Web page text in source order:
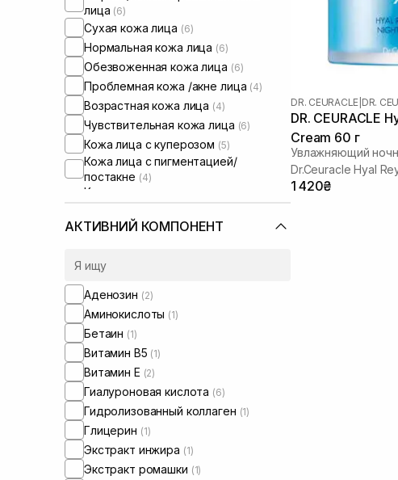
лица (6)
Сухая кожа лица (6)
Нормальная кожа лица (6)
Обезвоженная кожа лица (6)
Проблемная кожа /акне лица (4)
Возрастная кожа лица (4)
Чувствительная кожа лица (6)
Кожа лица с куперозом (5)
Кожа лица с пигментацией/
постакне (4)
Кожа лица с расширенными порами
Кожа лица с нарушенным
микробиомом
(1)
АКТИВНИЙ КОМПОНЕНТ
Аденозин (2)
Аминокислоты (1)
Бетаин (1)
Витамин B5 (1)
Витамин Е (2)
Гиалуроновая кислота (6)
Гидролизованный коллаген (1)
Глицерин (1)
Экстракт инжира (1)
Экстракт ромашки (1)
DR. CEURACLE DR.
DR. CEURACLE
Cream 60 г
Увлажняющий
Dr.Ceuracle Hyal
1 420₴